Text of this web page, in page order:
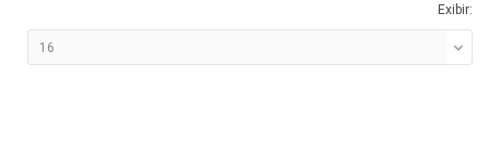
Exibir: